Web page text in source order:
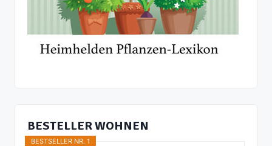
BESTELLER WOHNEN
BESTSELLER NR. 1